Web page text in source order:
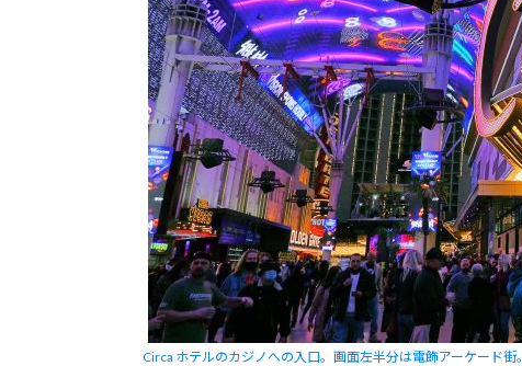
Circa ホテルのカジノへの入口。画面左半分は電飾アーケード街。